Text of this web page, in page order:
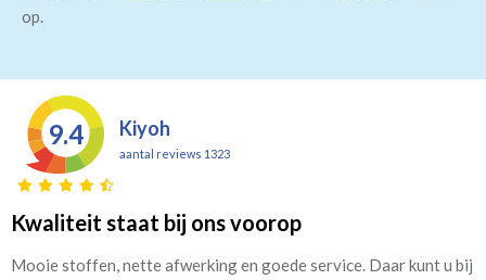
op.
9.4 Kiyoh
aantal reviews 1323
Kwaliteit staat bij ons voorop
Mooie stoffen, nette afwerking en goede service. Daar kunt u bij